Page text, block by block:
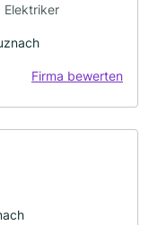
Elektriker
Firma bewerten